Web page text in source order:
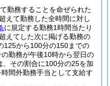
勤務することを命ぜられた
えて勤務した全時間に対し
に規定する勤務1時間当たり
えてした次に掲げる勤務の
125から100分の150までの
の勤務が午後10時から翌日の
その割合に100分の25を加
間外勤務手当として支給す